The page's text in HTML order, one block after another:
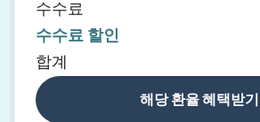
수수료
수수료 할인
합계
해당 환율 혜택받기